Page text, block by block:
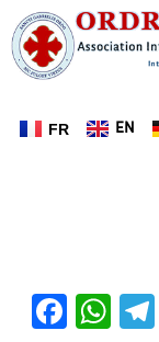
Aller
au
contenu
FR EN
F
W